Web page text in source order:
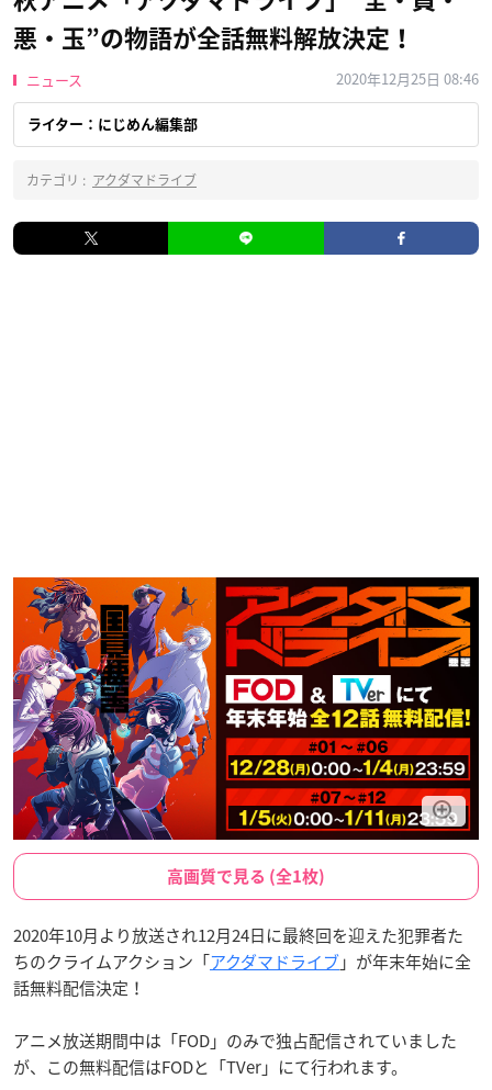
悪・玉”の物語が全話無料解放決定！
ニュース 2020年12月25日 08:46
ライター：にじめん編集部
カテゴリ : アクダマドライブ
高画質で見る (全1枚)
2020年10月より放送され12月24日に最終回を迎えた犯罪者た
ちのクライムアクション「アクダマドライブ」が年末年始に全
話無料配信決定！
アニメ放送期間中は「FOD」のみで独占配信されていました
が、この無料配信はFODと「TVer」にて行われます。